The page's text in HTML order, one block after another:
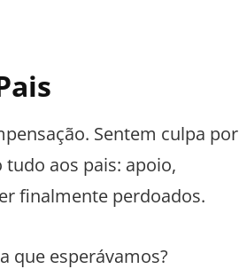
Sentem culpa por
aos pais: apoio,
finalmente perdoados.
que esperávamos?